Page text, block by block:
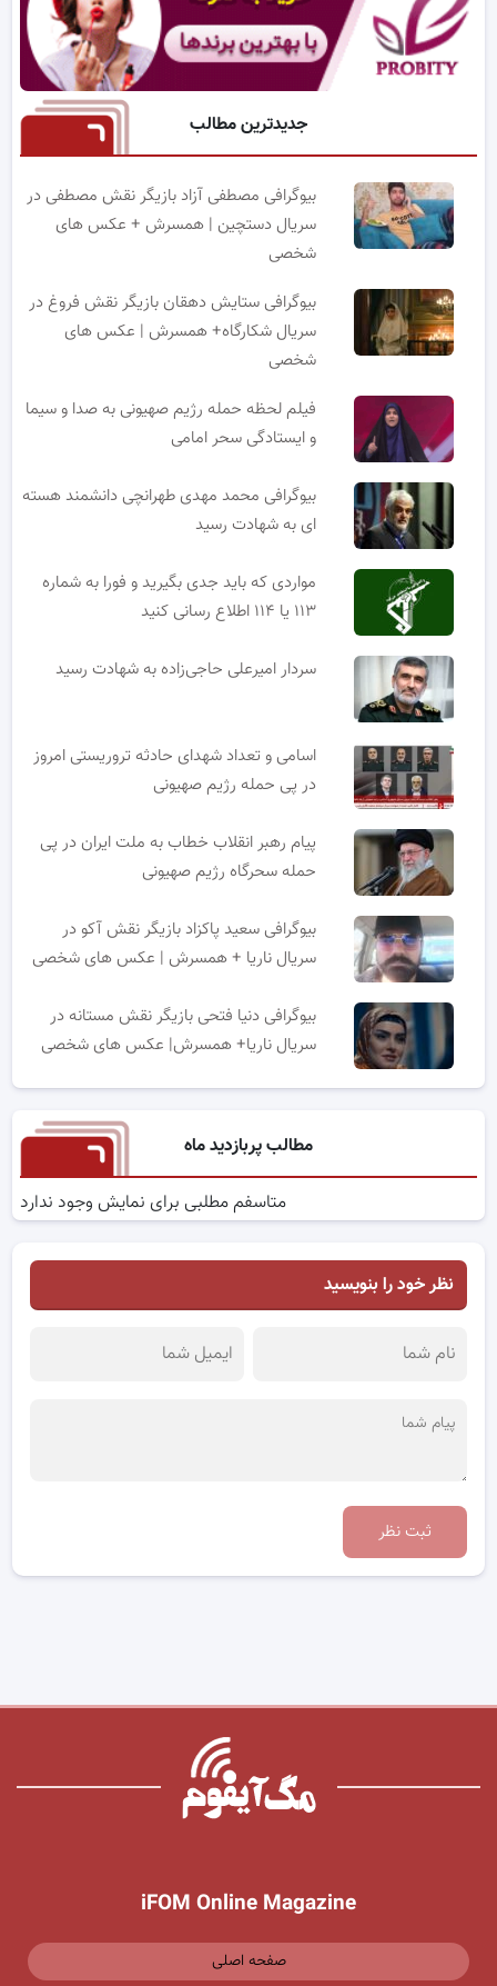
جدیدترین مطالب
بیوگرافی مصطفی آزاد بازیگر نقش مصطفی در
سریال دستچین | همسرش + عکس های
شخصی
بیوگرافی ستایش دهقان بازیگر نقش فروغ در
سریال شکارگاه+ همسرش | عکس های
شخصی
فیلم لحظه حمله رژیم صهیونی به صدا و سیما
و ایستادگی سحر امامی
بیوگرافی محمد مهدی طهرانچی دانشمند هسته
ای به شهادت رسید
مواردی که باید جدی بگیرید و فورا به شماره
۱۱۳ یا ۱۱۴ اطلاع رسانی کنید
سردار امیرعلی حاجی‌زاده به شهادت رسید
اسامی و تعداد شهدای حادثه تروریستی امروز
در پی حمله رژیم صهیونی
پیام رهبر انقلاب خطاب به ملت ایران در پی
حمله سحرگاه رژیم صهیونی
بیوگرافی سعید پاکزاد بازیگر نقش آکو در
سریال ناریا + همسرش | عکس های شخصی
بیوگرافی دنیا فتحی بازیگر نقش مستانه در
سریال ناریا+ همسرش| عکس های شخصی
مطالب پربازدید ماه
متاسفم مطلبی برای نمایش وجود ندارد
نظر خود را بنویسید
ثبت نظر
iFOM Online Magazine
صفحه اصلی